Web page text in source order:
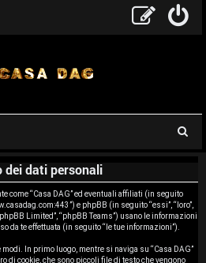
a
dei dati personali
come “Casa DAG” ed eventuali affiliati (in seguito
e phpBB (in seguito “essi”, “loro”,
Limited”, “phpBB Teams”) usano le informazioni
da te effettuata (in seguito “le tue informazioni”).
In primo luogo, mentre si naviga su “Casa DAG”
di cookie, che sono piccoli file di testo che vengono